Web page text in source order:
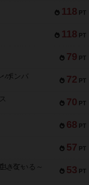
118 PT
118 PT
79 PT
72 PT
ボンバ
70 PT
68 PT
57 PT
53 PT
きている～